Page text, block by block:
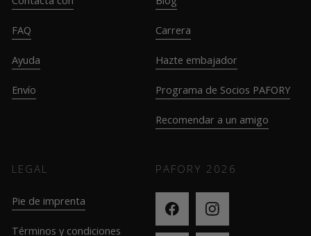
FAQ
Ayuda
Envío
Carrera
Hazte embajador
Programa de Socios PAFORY
Recomendar a un amigo
LEGAL
Pie de imprenta
Términos y condiciones
PAFORY 2026